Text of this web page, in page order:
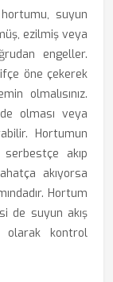
suyun
ezilmiş veya
engeller.
öne çekerek
olmalısınız.
olması veya
Hortumun
akıp
akıyorsa
Hortum
de suyun akış
olarak kontrol